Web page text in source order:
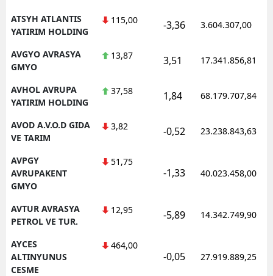
ATSYH ATLANTIS
YATIRIM HOLDING
115,00 -3,36 3.604.307,00
AVGYO AVRASYA
GMYO
13,87 3,51 17.341.856,81
AVHOL AVRUPA
YATIRIM HOLDING
37,58 1,84 68.179.707,84
AVOD A.V.O.D GIDA
VE TARIM
3,82 -0,52 23.238.843,63
AVPGY
AVRUPAKENT
GMYO
51,75
-1,33 40.023.458,00
AVTUR AVRASYA
PETROL VE TUR.
12,95 -5,89 14.342.749,90
AYCES
ALTINYUNUS
CESME
464,00
-0,05 27.919.889,25